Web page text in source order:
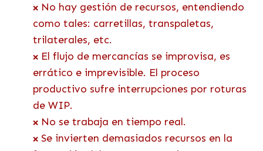
❌ No hay gestión de recursos, entendiendo
como tales: carretillas, transpaletas,
trilaterales, etc.
❌ El flujo de mercancías se improvisa, es
errático e imprevisible. El proceso
productivo sufre interrupciones por roturas
de WIP.
❌ No se trabaja en tiempo real.
❌ Se invierten demasiados recursos en la